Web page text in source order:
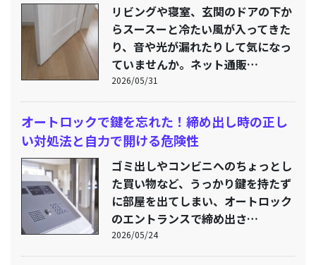
リビングや寝室、玄関のドアの下か
らスースーと冷たい風が入ってきた
り、音や光が漏れたりして気になっ
ていませんか。ネット通販…
2026/05/31
オートロックで鍵を忘れた！締め出し時の正し
い対処法と自力で開ける危険性
ゴミ出しやコンビニへのちょっとし
た買い物など、うっかり鍵を持たず
に部屋を出てしまい、オートロック
のエントランスで締め出さ…
2026/05/24